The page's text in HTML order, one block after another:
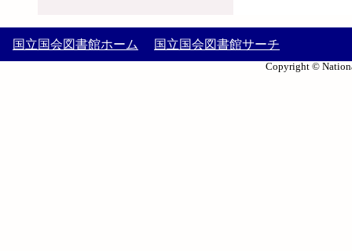
国立国会図書館ホーム 国立国会図書館サーチ
Copyright ©